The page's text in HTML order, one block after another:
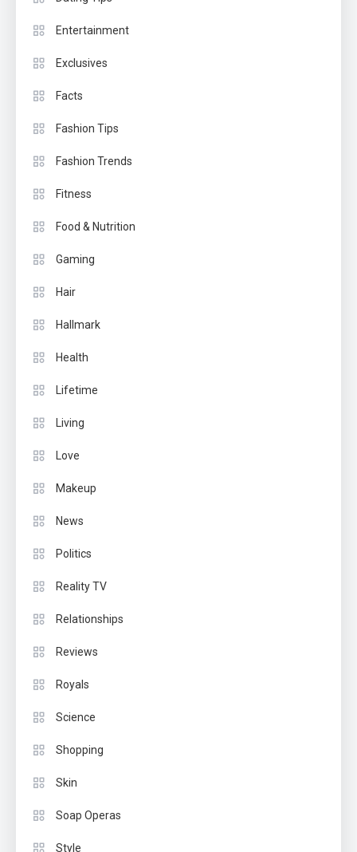
Entertainment
Exclusives
Facts
Fashion Tips
Fashion Trends
Fitness
Food & Nutrition
Gaming
Hair
Hallmark
Health
Lifetime
Living
Love
Makeup
News
Politics
Reality TV
Relationships
Reviews
Royals
Science
Shopping
Skin
Soap Operas
Style